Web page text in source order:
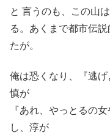
と 言うのも、この山
る。あくまで都市伝
たが。
俺は恐くなり、『逃げ
慎が
『あれ、やっとるの
し、淳が